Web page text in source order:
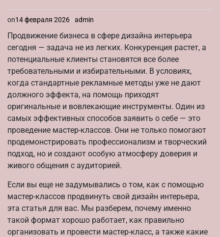
on14 февраля 2026 admin
Продвижение бизнеса в сфере дизайна интерьера
сегодня — задача не из легких. Конкуренция растет, а
потенциальные клиенты становятся все более
требовательными и избирательными. В условиях,
когда стандартные рекламные методы уже не дают
должного эффекта, на помощь приходят
оригинальные и вовлекающие инструменты. Один из
самых эффективных способов заявить о себе — это
проведение мастер-классов. Они не только помогают
продемонстрировать профессионализм и творческий
подход, но и создают особую атмосферу доверия и
живого общения с аудиторией.
Если вы еще не задумывались о том, как с помощью
мастер-классов продвинуть свой дизайн интерьера,
эта статья для вас. Мы разберем, почему именно
такой формат хорошо работает, как правильно
организовать и провести мастер-класс, а также какие